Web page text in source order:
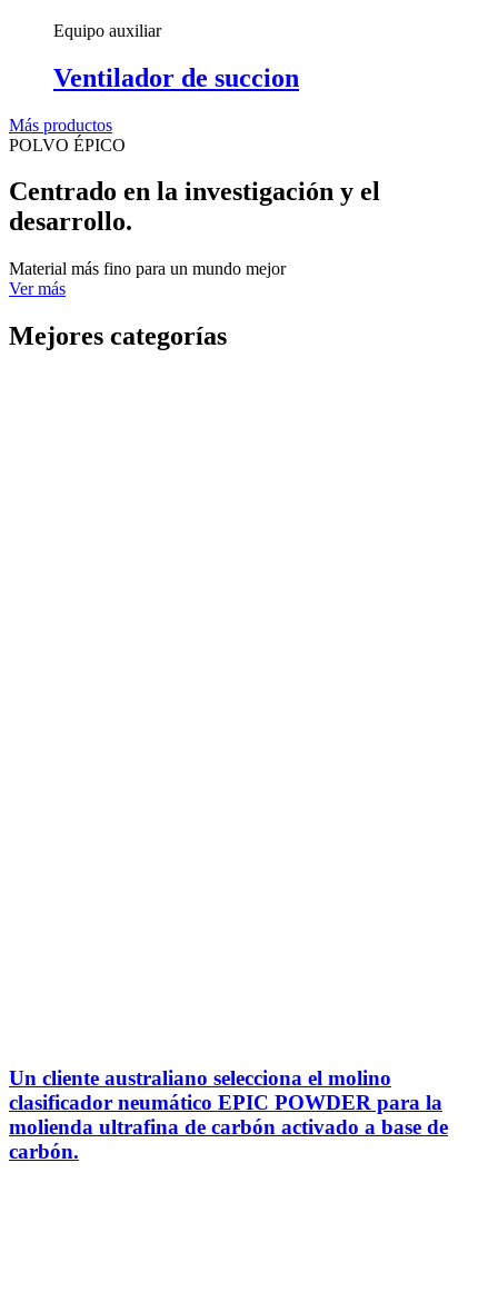
Equipo auxiliar
Ventilador de succion
Más productos
POLVO ÉPICO
Centrado en la investigación y el
desarrollo.
Material más fino para un mundo mejor
Ver más
Mejores categorías
Un cliente australiano selecciona el molino
clasificador neumático EPIC POWDER para la
molienda ultrafina de carbón activado a base de
carbón.